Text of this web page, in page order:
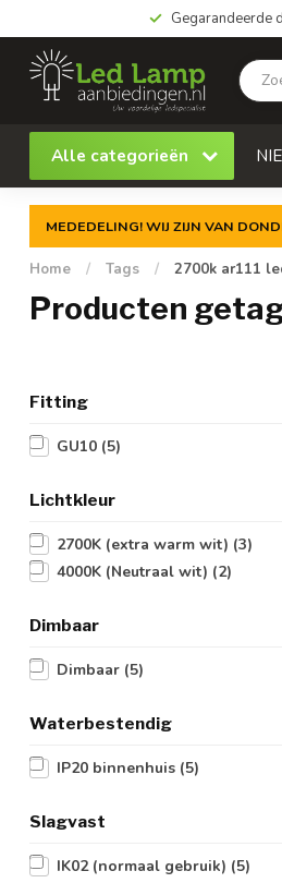
Gegarandeerde
Alle categorieën
MEDEDELING! WIJ ZIJN VAN
Home / Tags / 2700k ar111
Producten
Fitting
GU10 (5)
Lichtkleur
2700K (extra warm wit) (3)
4000K (Neutraal wit) (2)
Dimbaar
Dimbaar (5)
Waterbestendig
IP20 binnenhuis (5)
Slagvast
IK02 (normaal gebruik) (5)